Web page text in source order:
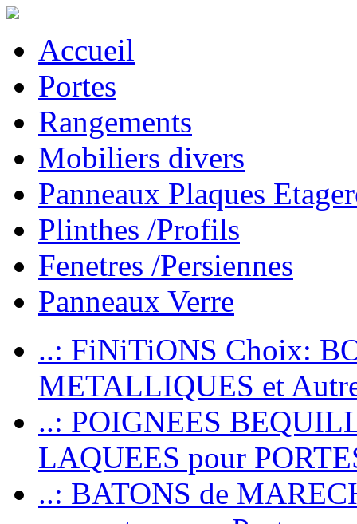
Accueil
Portes
Rangements
Mobiliers divers
Panneaux Plaques
Plinthes /Profils
Fenetres /Persiennes
Panneaux Verre
..: FiNiTiONS Choix:
METALLIQUES et
..: POIGNEES
LAQUEES pour
..: BATONS de